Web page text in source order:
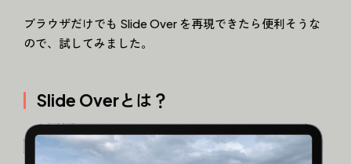
ブラウザだけでも Slide Over を再現できたら便利そうな
ので、試してみました。
Slide Overとは？